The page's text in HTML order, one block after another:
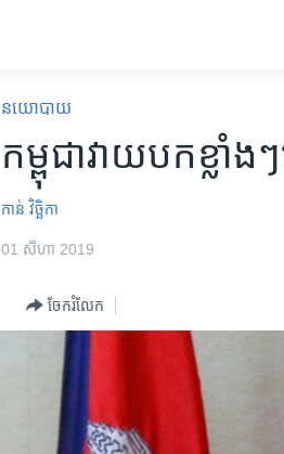
នយោបាយ
កម្ពុជា​វាយ​បក​ខ្លាំង
កាន់ វិច្ឆិកា
01 សីហា 2019
ចែករំលែក